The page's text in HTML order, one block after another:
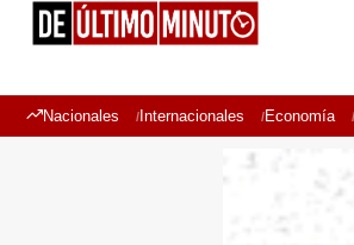
Nacionales Internacionales Economía